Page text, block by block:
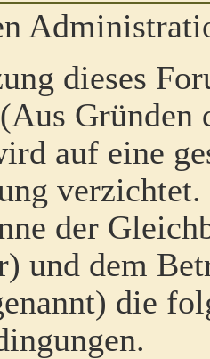
dieses
Gründen
auf eine
der
und dem
die